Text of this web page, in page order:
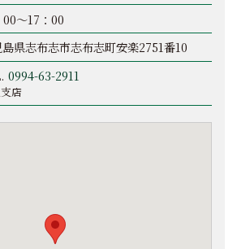
00～17：00
県志布志市志布志町安楽2751番10
0994-63-2911
店